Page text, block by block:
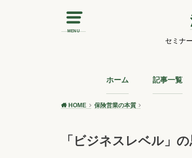
MENU
セミナ
ホーム 記事一覧
HOME 保険営業の本質
「ビジネスレベル」